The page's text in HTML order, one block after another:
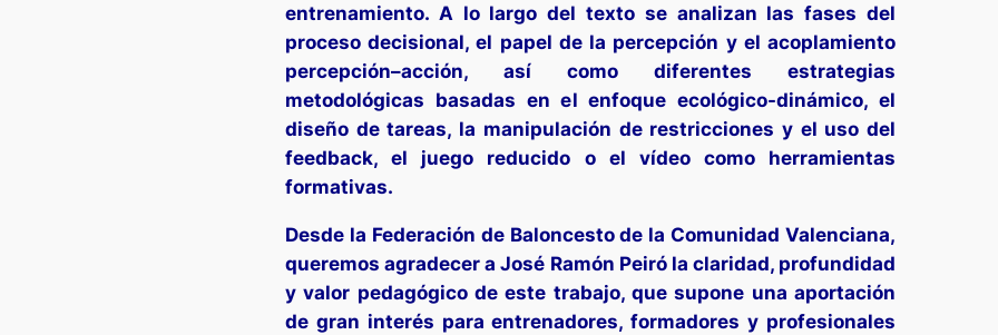
entrenamiento. A lo largo del texto se analizan las fases del
proceso decisional, el papel de la percepción y el acoplamiento
percepción–acción, así como diferentes estrategias
metodológicas basadas en el enfoque ecológico-dinámico, el
diseño de tareas, la manipulación de restricciones y el uso del
feedback, el juego reducido o el vídeo como herramientas
formativas.
Desde la Federación de Baloncesto de la Comunidad Valenciana,
queremos agradecer a José Ramón Peiró la claridad, profundidad
y valor pedagógico de este trabajo, que supone una aportación
de gran interés para entrenadores, formadores y profesionales